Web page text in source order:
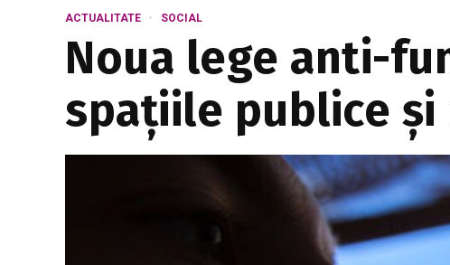
ACTUALITATE SOCIAL
Noua lege anti-
spațiile publice